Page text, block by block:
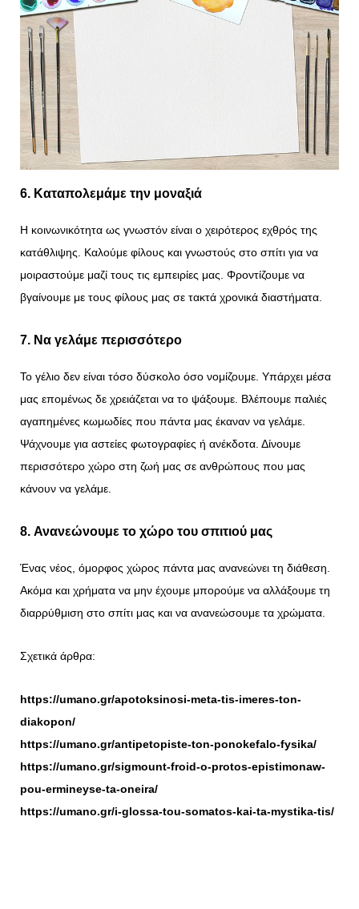
6. Καταπολεμάμε την μοναξιά
Η κοινωνικότητα ως γνωστόν είναι ο χειρότερος εχθρός της
κατάθλιψης. Καλούμε φίλους και γνωστούς στο σπίτι για να
μοιραστούμε μαζί τους τις εμπειρίες μας. Φροντίζουμε να
βγαίνουμε με τους φίλους μας σε τακτά χρονικά διαστήματα.
7. Να γελάμε περισσότερο
Το γέλιο δεν είναι τόσο δύσκολο όσο νομίζουμε. Υπάρχει μέσα
μας επομένως δε χρειάζεται να το ψάξουμε. Βλέπουμε παλιές
αγαπημένες κωμωδίες που πάντα μας έκαναν να γελάμε.
Ψάχνουμε για αστείες φωτογραφίες ή ανέκδοτα. Δίνουμε
περισσότερο χώρο στη ζωή μας σε ανθρώπους που μας
κάνουν να γελάμε.
8. Ανανεώνουμε το χώρο του σπιτιού μας
Ένας νέος, όμορφος χώρος πάντα μας ανανεώνει τη διάθεση.
Ακόμα και χρήματα να μην έχουμε μπορούμε να αλλάξουμε τη
διαρρύθμιση στο σπίτι μας και να ανανεώσουμε τα χρώματα.
Σχετικά άρθρα:
https://umano.gr/apotoksinosi-meta-tis-imeres-ton-
diakopon/
https://umano.gr/antipetopiste-ton-ponokefalo-fysika/
https://umano.gr/sigmount-froid-o-protos-epistimonaw-
pou-ermineyse-ta-oneira/
https://umano.gr/i-glossa-tou-somatos-kai-ta-mystika-tis/